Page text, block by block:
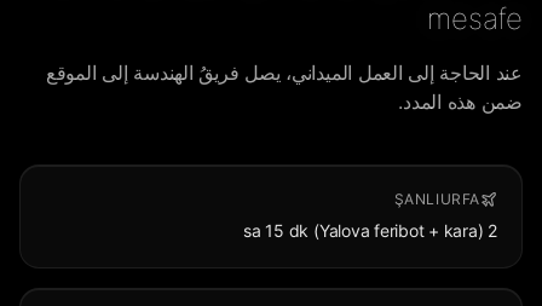
mesafe
عند الحاجة إلى العمل الميداني، يصل فريقُ الهندسة إلى الموقع
ضمن هذه المدد.
ŞANLIURFA
2 sa 15 dk (Yalova feribot + kara)